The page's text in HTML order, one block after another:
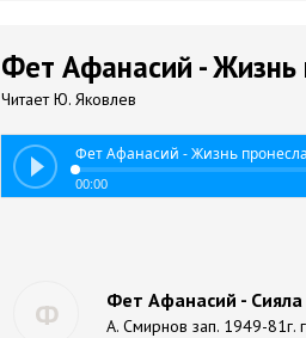
Фет Афанасий - Жизнь
Читает Ю. Яковлев
Фет Афанасий - Жизнь
00:00
Ф Фет Афанасий -
А. Смирнов зап. 1949-81г.